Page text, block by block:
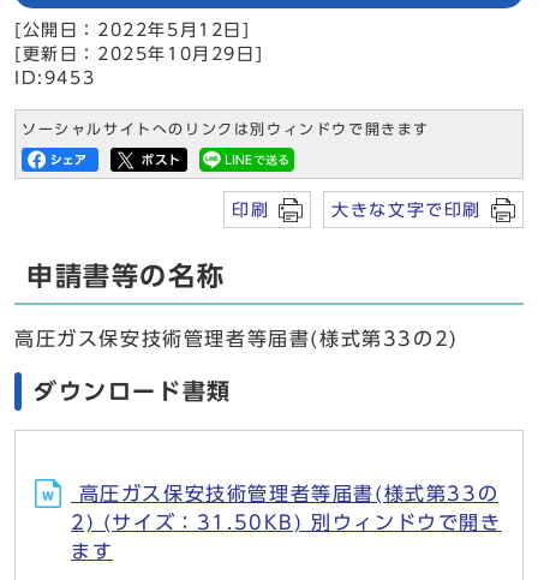
[公開日：2022年5月12日]
[更新日：2025年10月29日]
ID:9453
ソーシャルサイトへのリンクは別ウィンドウで開きます
印刷 大きな文字で印刷
申請書等の名称
高圧ガス保安技術管理者等届書(様式第33の2)
ダウンロード書類
高圧ガス保安技術管理者等届書(様式第33の
2) (サイズ：31.50KB) 別ウィンドウで開き
ます